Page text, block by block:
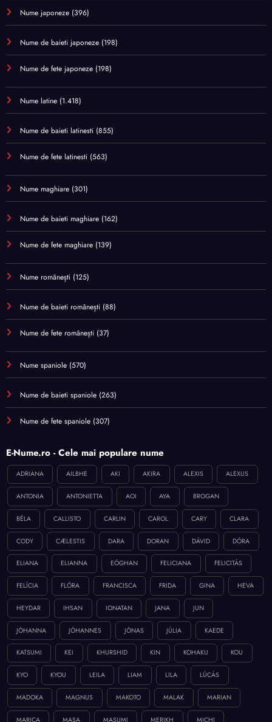
Nume japoneze (396)
Nume de baieti japoneze (198)
Nume de fete japoneze (198)
Nume latine (1.418)
Nume de baieti latinesti (855)
Nume de fete latinesti (563)
Nume maghiare (301)
Nume de baieti maghiare (162)
Nume de fete maghiare (139)
Nume românești (125)
Nume de baieti românești (88)
Nume de fete românești (37)
Nume spaniole (570)
Nume de baieti spaniole (263)
Nume de fete spaniole (307)
E-Nume.ro - Cele mai populare nume
ADRIANA AILBHE AKI AKIRA ALEXIS ALEXUS
ANTONIA ANTONIETTA AOI AYA BROGAN
BÉLA CALLISTO CARLIN CAROL CARY CLARA
CODY CÆLESTIS DARA DORAN DÁVID DÓRA
ELIANA ELIANNA EÓGHAN FELICIANA FELICITÁS
FELÍCIA FLÓRA FRANCISCA FRIDA GINA HEVA
HEYDAR IHSAN IONATAN JANA JUN
JÓHANNA JÓHANNES JÓNAS JÚLIA KAEDE
KATSUMI KEI KHURSHID KIN KOHAKU KOU
KYO KYOU LEILA LIAM LILA LÚCÁS
MADOKA MAGNUS MAKOTO MALAK MARIAN
MARICA MASA MASUMI MERIKH MICHI